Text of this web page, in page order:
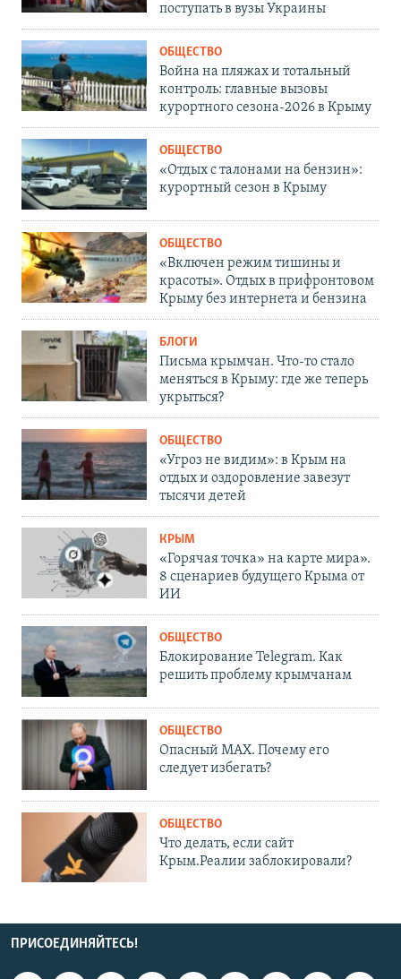
поступать в вузы Украины
ОБЩЕСТВО
Война на пляжах и тотальный
контроль: главные вызовы
курортного сезона-2026 в Крыму
ОБЩЕСТВО
«Отдых с талонами на бензин»:
курортный сезон в Крыму
ОБЩЕСТВО
«Включен режим тишины и
красоты». Отдых в прифронтовом
Крыму без интернета и бензина
БЛОГИ
Письма крымчан. Что-то стало
меняться в Крыму: где же теперь
укрыться?
ОБЩЕСТВО
«Угроз не видим»: в Крым на
отдых и оздоровление завезут
тысячи детей
КРЫМ
«Горячая точка» на карте мира».
8 сценариев будущего Крыма от
ИИ
ОБЩЕСТВО
Блокирование Telegram. Как
решить проблему крымчанам
ОБЩЕСТВО
Опасный MAX. Почему его
следует избегать?
ОБЩЕСТВО
Что делать, если сайт
Крым.Реалии заблокировали?
ПРИСОЕДИНЯЙТЕСЬ!